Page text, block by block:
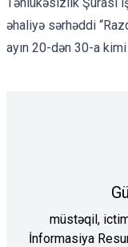
əhaliyə sərhəddi
ayın 20-dən 30-a
müstəqil,
İnformasiya